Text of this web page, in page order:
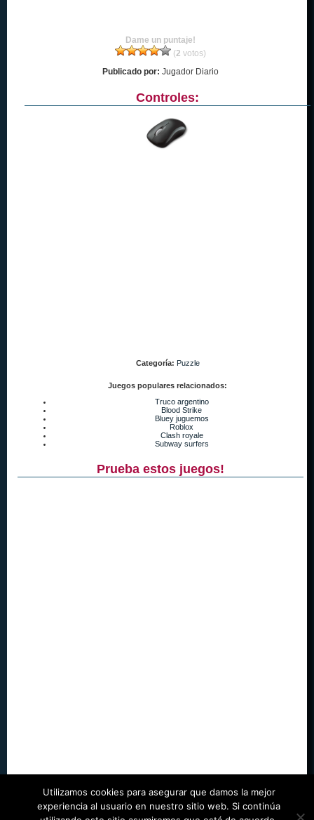
Dame un puntaje!
(2 votos)
Publicado por: Jugador Diario
Controles:
Categoría: Puzzle
Juegos populares relacionados:
Truco argentino
Blood Strike
Bluey juguemos
Roblox
Clash royale
Subway surfers
Prueba estos juegos!
Utilizamos cookies para asegurar que damos la mejor
experiencia al usuario en nuestro sitio web. Si continúa